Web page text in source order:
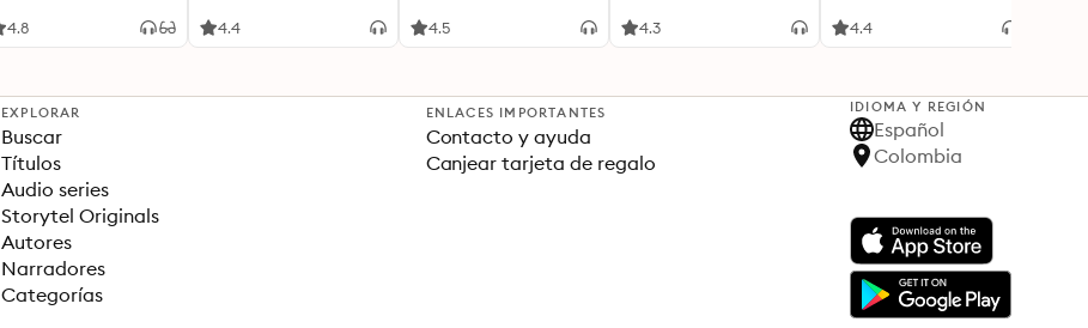
4.8 4.4 4.5 4.3 4.4
EXPLORAR
Buscar
Títulos
Audio series
Storytel Originals
Autores
Narradores
Categorías
ENLACES IMPORTANTES
Contacto y ayuda
Canjear tarjeta de regalo
IDIOMA Y REGIÓN
Español
Colombia